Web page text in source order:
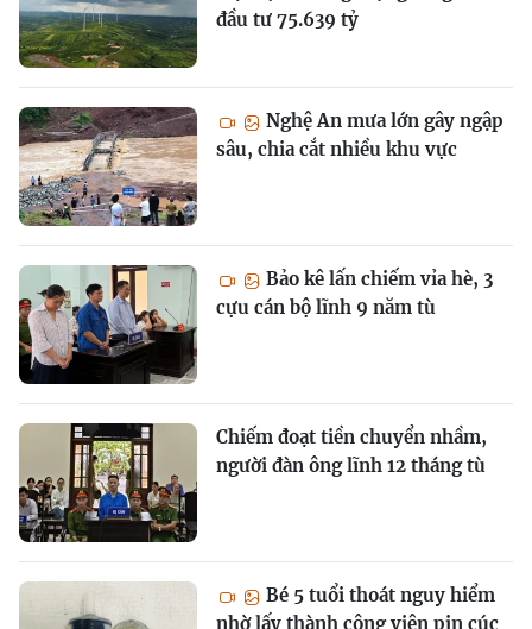
đầu tư 75.639 tỷ
Nghệ An mưa lớn gây ngập
sâu, chia cắt nhiều khu vực
Bảo kê lấn chiếm vỉa hè, 3
cựu cán bộ lĩnh 9 năm tù
Chiếm đoạt tiền chuyển nhầm,
người đàn ông lĩnh 12 tháng tù
Bé 5 tuổi thoát nguy hiểm
nhờ lấy thành công viên pin cúc